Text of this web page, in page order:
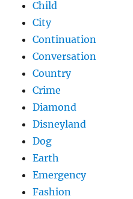
Child
City
Continuation
Conversation
Country
Crime
Diamond
Disneyland
Dog
Earth
Emergency
Fashion